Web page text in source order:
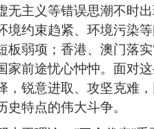
主义等错误思潮不时
约束趋紧、环境污染
弱项；香港、澳门落
前途忧心忡忡。面对
锐意进取、攻坚克难
特点的伟大斗争。